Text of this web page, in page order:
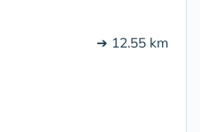
➔ 12.55 km